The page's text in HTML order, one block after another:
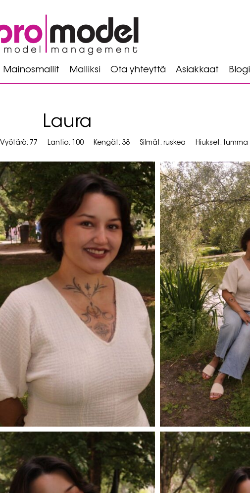
Mainosmallit Malliksi Ota yhteyttä Asiakkaat Blogi
Laura
Vyötärö: 77 Lantio: 100 Kengät: 38 Silmät: ruskea Hiukset: tumma